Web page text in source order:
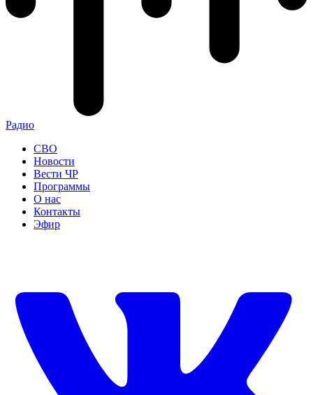
Радио
СВО
Новости
Вести ЧР
Программы
О нас
Контакты
Эфир